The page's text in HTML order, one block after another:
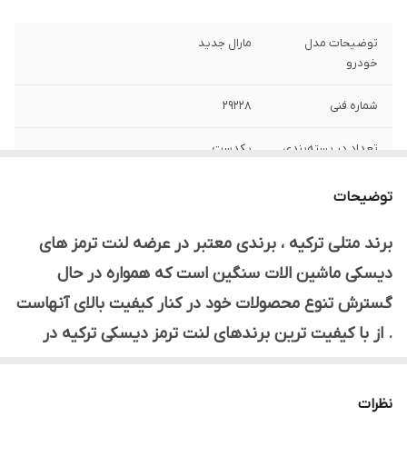
توضیحات مدل
خودرو
مارال جدید
شماره فنی 29228
تعداد در بسته‌بندی یکدست
توضیحات
برند متلی ترکیه ، برندی معتبر در عرضه لنت ترمز های
دیسکی ماشین الات سنگین است که همواره در حال
گسترش تنوع محصولات خود در کنار کیفیت بالای آنهاست
. از با کیفیت ترین برندهای لنت ترمز دیسکی ترکیه در
نظرات